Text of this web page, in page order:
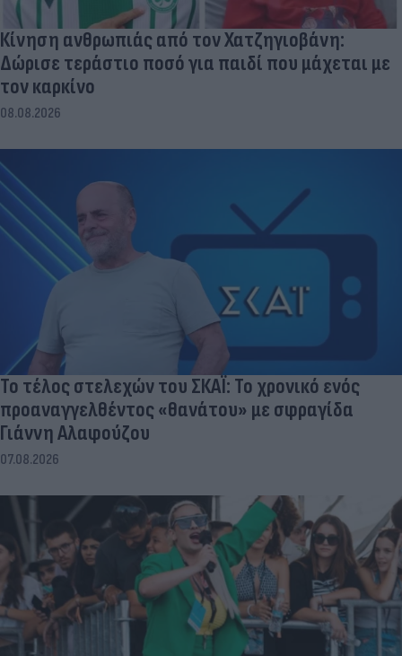
Κίνηση ανθρωπιάς από τον Χατζηγιοβάνη:
Δώρισε τεράστιο ποσό για παιδί που μάχεται με
τον καρκίνο
08.08.2026
Το τέλος στελεχών του ΣΚΑΪ: Το χρονικό ενός
προαναγγελθέντος «θανάτου» με σφραγίδα
Γιάννη Αλαφούζου
07.08.2026